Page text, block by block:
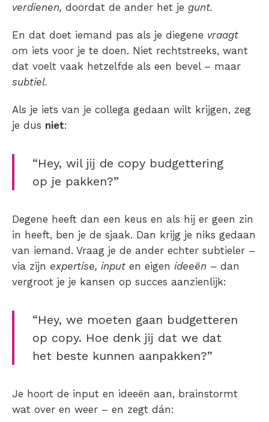
verdienen, doordat de ander het je gunt.
En dat doet iemand pas als je diegene vraagt
om iets voor je te doen. Niet rechtstreeks, want
dat voelt vaak hetzelfde als een bevel – maar
subtiel.
Als je iets van je collega gedaan wilt krijgen, zeg
je dus niet:
“Hey, wil jij de copy budgettering
op je pakken?”
Degene heeft dan een keus en als hij er geen zin
in heeft, ben je de sjaak. Dan krijg je niks gedaan
van iemand. Vraag je de ander echter subtieler –
via zijn expertise, input en eigen ideeën – dan
vergroot je je kansen op succes aanzienlijk:
“Hey, we moeten gaan budgetteren
op copy. Hoe denk jij dat we dat
het beste kunnen aanpakken?”
Je hoort de input en ideeën aan, brainstormt
wat over en weer – en zegt dán: